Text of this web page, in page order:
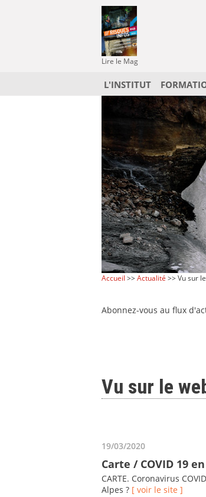
Lire le Mag
L'INSTITUT
Accueil >>Actualité >> Vu sur
Abonnez-vous au flux
Vu sur le
19/03/2020
Carte / COVID 19
CARTE. Coronavirus
Alpes ? [ voir le site ]